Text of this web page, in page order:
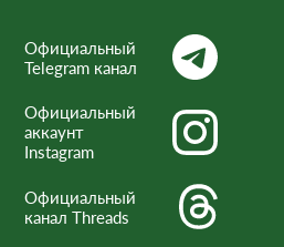
Официальный
Telegram канал
Официальный
аккаунт
Instagram
Официальный
канал Threads